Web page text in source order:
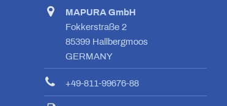
MAPURA GmbH
Fokkerstraße 2
85399 Hallbergmoos
GERMANY
+49-811-99676-88